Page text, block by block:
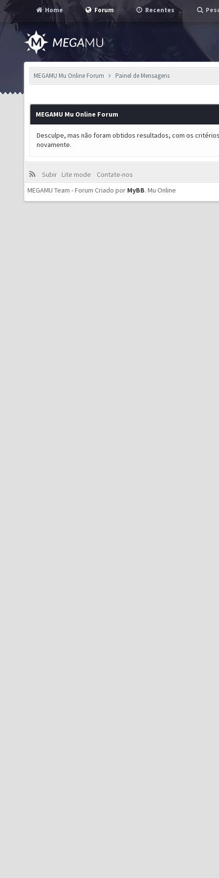
Home Forum Recentes
MEGAMU Mu Online Forum Painel de Mensagens
MEGAMU Mu Online Forum
Desculpe, mas não foram obtidos resultados, com os
novamente.
Subir Lite mode
Contate-nos
MEGAMU Team - Forum Criado por MyBB. Mu Online